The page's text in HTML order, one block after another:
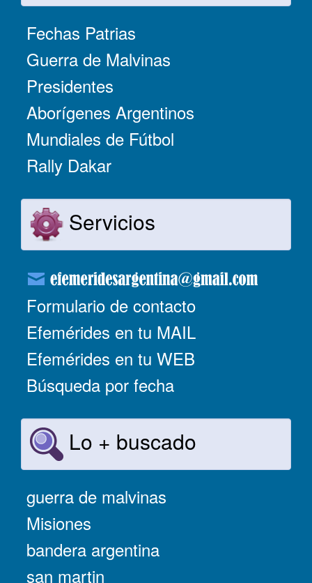
Fechas Patrias
Guerra de Malvinas
Presidentes
Aborígenes Argentinos
Mundiales de Fútbol
Rally Dakar
Servicios
Formulario de contacto
Efemérides en tu MAIL
Efemérides en tu WEB
Búsqueda por fecha
Lo + buscado
guerra de malvinas
Misiones
bandera argentina
san martin